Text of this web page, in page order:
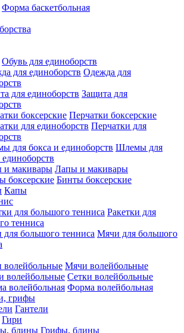
Форма баскетбольная
Обувь для единоборств
Одежда для
Защита для
Перчатки боксерские
Перчатки для
Шлемы для
единоборств
Лапы и макивары
Бинты боксерские
Капы
Ракетки для
тенниса
Мячи для большого
Мячи волейбольные
Сетки волейбольные
Форма волейбольная
грифы
Гантели
Гири
Грифы, блины